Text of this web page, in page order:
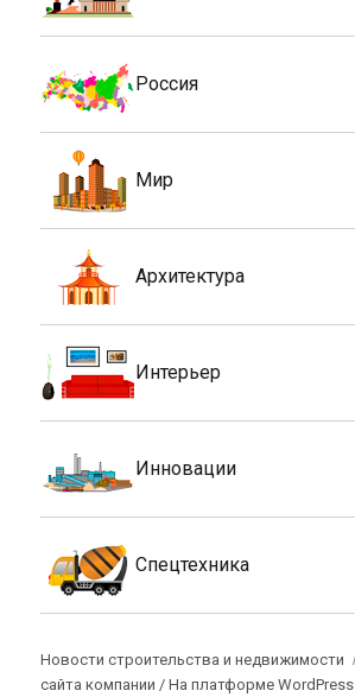
Россия
Мир
Архитектура
Интерьер
Инновации
Спецтехника
Новости строительства и недвижимости
сайта компании /На платформе WordPress